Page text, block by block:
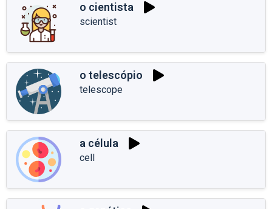
o cientista
scientist
o telescópio
telescope
a célula
cell